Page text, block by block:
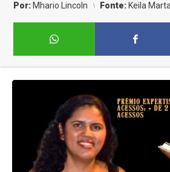
Por: Mhario Lincoln Fonte: Keila Marta